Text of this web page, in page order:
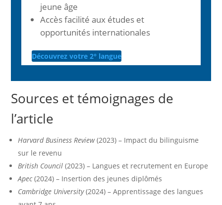
jeune âge
Accès facilité aux études et
opportunités internationales
Découvrez votre 2° langue
Sources et témoignages de
l’article
Harvard Business Review(2023) – Impact du bilinguisme
sur le revenu
British Council (2023) – Langues et recrutement en Europe
Apec(2024) – Insertion des jeunes diplômés
Cambridge University(2024) – Apprentissage des langues